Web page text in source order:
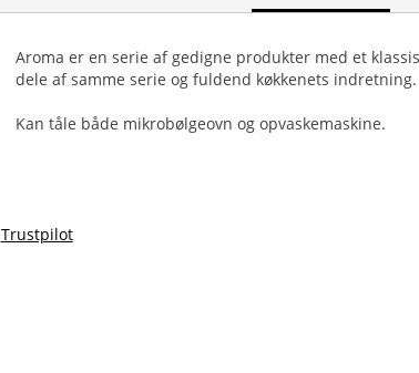
Aroma er en serie af gedigne produkter med et
dele af samme serie og fuldend køkkenets indretning.
Kan tåle både mikrobølgeovn og opvaskemaskine.
Trustpilot